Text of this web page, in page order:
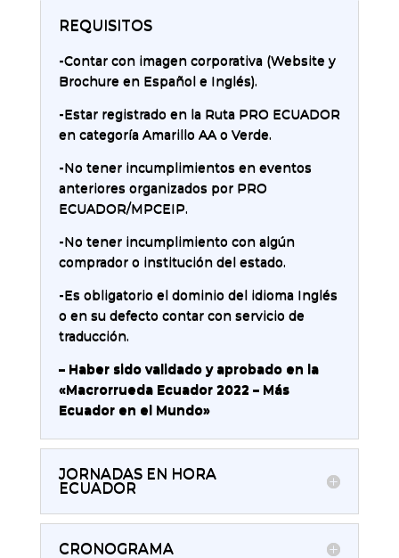
REQUISITOS
-Contar con imagen corporativa (Website y
Brochure en Español e Inglés).
-Estar registrado en la Ruta PRO ECUADOR
en categoría Amarillo AA o Verde.
-No tener incumplimientos en eventos
anteriores organizados por PRO
ECUADOR/MPCEIP.
-No tener incumplimiento con algún
comprador o institución del estado.
-Es obligatorio el dominio del idioma Inglés
o en su defecto contar con servicio de
traducción.
– Haber sido validado y aprobado en la
«Macrorrueda Ecuador 2022 – Más
Ecuador en el Mundo»
JORNADAS EN HORA
ECUADOR
CRONOGRAMA